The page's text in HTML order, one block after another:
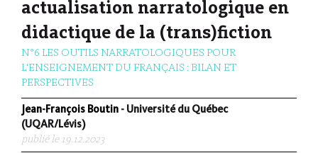
actualisation narratologique en
didactique de la (trans)fiction
N°6 LES OUTILS NARRATOLOGIQUES POUR
L'ENSEIGNEMENT DU FRANÇAIS : BILAN ET
PERSPECTIVES
Jean-François Boutin - Université du Québec
(UQAR/Lévis)
publié le 19.12.2023